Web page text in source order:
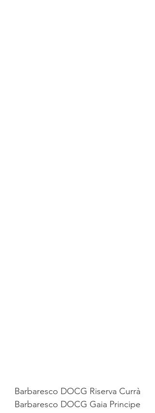
Barbaresco DOCG Riserva Currà
Barbaresco DOCG Gaia Principe